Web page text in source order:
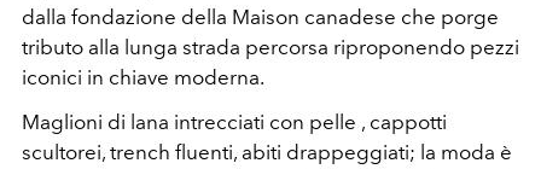
dalla fondazione della Maison canadese che porge
tributo alla lunga strada percorsa riproponendo pezzi
iconici in chiave moderna.
Maglioni di lana intrecciati con pelle , cappotti
scultorei, trench fluenti, abiti drappeggiati; la moda è